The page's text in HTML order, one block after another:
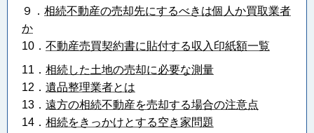
９． 相続不動産の売却先にするべきは個人か買取業者
か
10． 不動産売買契約書に貼付する収入印紙額一覧
11． 相続した土地の売却に必要な測量
12． 遺品整理業者とは
13． 遠方の相続不動産を売却する場合の注意点
14． 相続をきっかけとする空き家問題